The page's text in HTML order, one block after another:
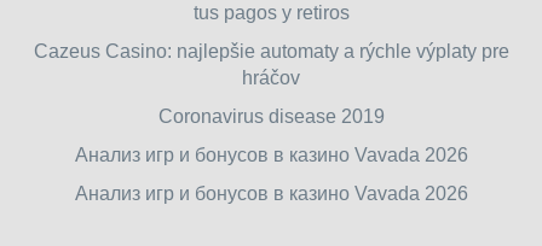
games
games.
tus pagos y retiros
Cazeus Casino: najlepšie automaty a rýchle výplaty pre
hráčov
Coronavirus disease 2019
Анализ игр и бонусов в казино Vavada 2026
Анализ игр и бонусов в казино Vavada 2026